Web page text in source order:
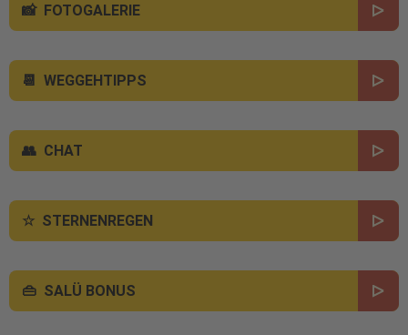
FOTOGALERIE
WEGGEHTIPPS
CHAT
STERNENREGEN
SALÜ BONUS